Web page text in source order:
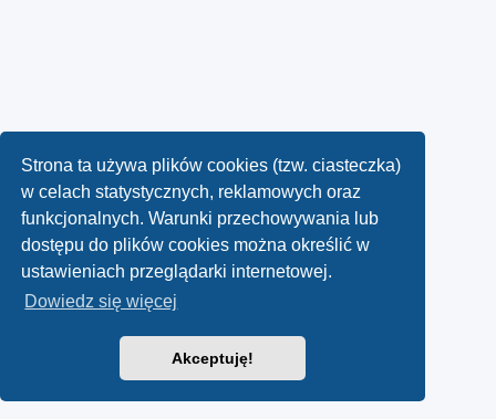
Strona ta używa plików cookies (tzw. ciasteczka)
w celach statystycznych, reklamowych oraz
funkcjonalnych. Warunki przechowywania lub
dostępu do plików cookies można określić w
ustawieniach przeglądarki internetowej.
Dowiedz się więcej
Akceptuję!